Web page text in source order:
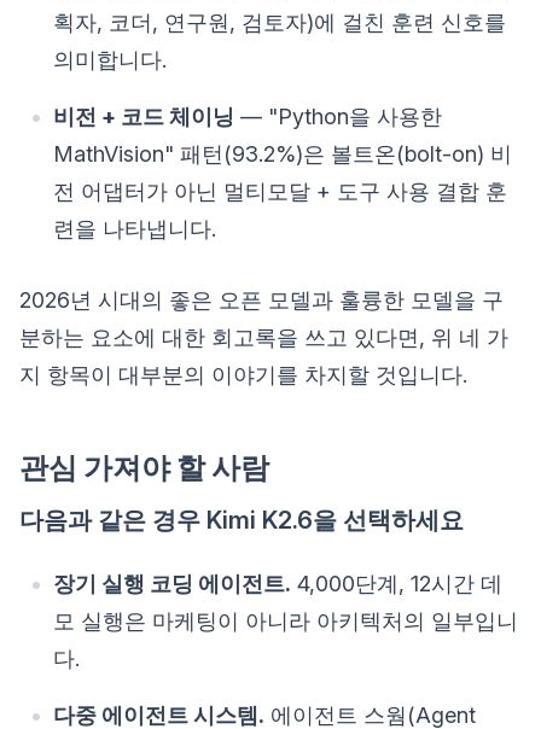
획자, 코더, 연구원, 검토자)에 걸친 훈련 신호를
의미합니다.
비전 + 코드 체이닝 — "Python을 사용한
MathVision" 패턴(93.2%)은 볼트온(bolt-on) 비
전 어댑터가 아닌 멀티모달 + 도구 사용 결합 훈
련을 나타냅니다.
2026년 시대의 좋은 오픈 모델과 훌륭한 모델을 구
분하는 요소에 대한 회고록을 쓰고 있다면, 위 네 가
지 항목이 대부분의 이야기를 차지할 것입니다.
관심 가져야 할 사람
다음과 같은 경우 Kimi K2.6을 선택하세요
장기 실행 코딩 에이전트. 4,000단계, 12시간 데
모 실행은 마케팅이 아니라 아키텍처의 일부입니
다.
다중 에이전트 시스템. 에이전트 스웜(Agent